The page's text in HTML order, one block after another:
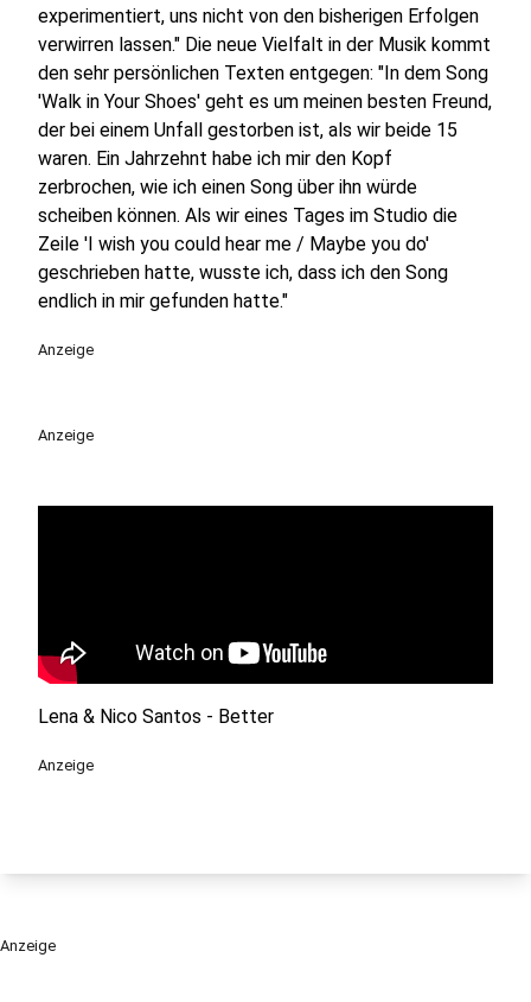
experimentiert, uns nicht von den bisherigen Erfolgen
verwirren lassen." Die neue Vielfalt in der Musik kommt
den sehr persönlichen Texten entgegen: "In dem Song
'Walk in Your Shoes' geht es um meinen besten Freund,
der bei einem Unfall gestorben ist, als wir beide 15
waren. Ein Jahrzehnt habe ich mir den Kopf
zerbrochen, wie ich einen Song über ihn würde
scheiben können. Als wir eines Tages im Studio die
Zeile 'I wish you could hear me / Maybe you do'
geschrieben hatte, wusste ich, dass ich den Song
endlich in mir gefunden hatte."
Anzeige
Anzeige
Lena & Nico Santos - Better
Anzeige
Anzeige